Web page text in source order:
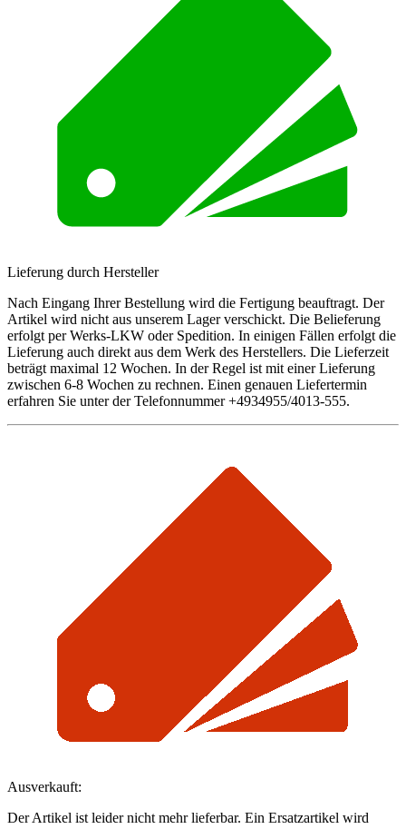
Lieferung durch Hersteller
Nach Eingang Ihrer Bestellung wird die Fertigung beauftragt. Der
Artikel wird nicht aus unserem Lager verschickt. Die Belieferung
erfolgt per Werks-LKW oder Spedition. In einigen Fällen erfolgt die
Lieferung auch direkt aus dem Werk des Herstellers. Die Lieferzeit
beträgt maximal 12 Wochen. In der Regel ist mit einer Lieferung
zwischen 6-8 Wochen zu rechnen. Einen genauen Liefertermin
erfahren Sie unter der Telefonnummer +4934955/4013-555.
Ausverkauft:
Der Artikel ist leider nicht mehr lieferbar. Ein Ersatzartikel wird